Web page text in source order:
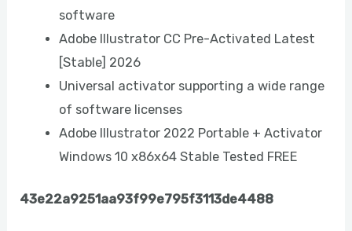
software
Adobe Illustrator CC Pre-Activated Latest
[Stable] 2026
Universal activator supporting a wide range
of software licenses
Adobe Illustrator 2022 Portable + Activator
Windows 10 x86x64 Stable Tested FREE
43e22a9251aa93f99e795f3113de4488